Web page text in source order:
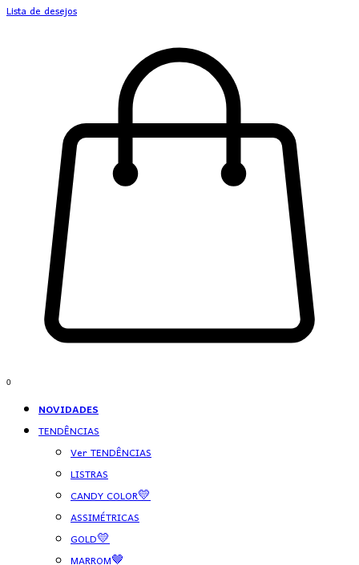
Lista de desejos
0
NOVIDADES
TENDÊNCIAS
Ver TENDÊNCIAS
LISTRAS
CANDY COLOR💛
ASSIMÉTRICAS
GOLD💛